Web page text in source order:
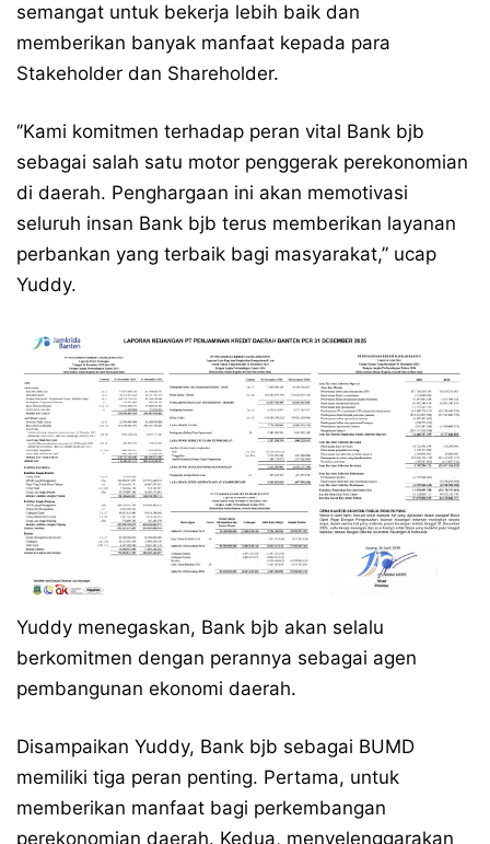
semangat untuk bekerja lebih baik dan
memberikan banyak manfaat kepada para
Stakeholder dan Shareholder.
‘’Kami komitmen terhadap peran vital Bank bjb
sebagai salah satu motor penggerak perekonomian
di daerah. Penghargaan ini akan memotivasi
seluruh insan Bank bjb terus memberikan layanan
perbankan yang terbaik bagi masyarakat,” ucap
Yuddy.
Yuddy menegaskan, Bank bjb akan selalu
berkomitmen dengan perannya sebagai agen
pembangunan ekonomi daerah.
Disampaikan Yuddy, Bank bjb sebagai BUMD
memiliki tiga peran penting. Pertama, untuk
memberikan manfaat bagi perkembangan
perekonomian daerah. Kedua, menyelenggarakan